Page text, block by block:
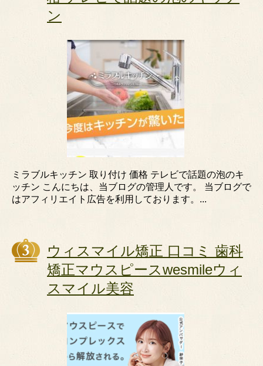
ン
ミラブルキッチン 取り付け 価格 テレビで話題の泡のキ
ッチン こんにちは、当ブログの管理人です。 当ブログで
はアフィリエイト広告を利用しております。...
ウィスマイル矯正 口コミ 歯科
矯正マウスピースwesmileウィ
スマイル美容